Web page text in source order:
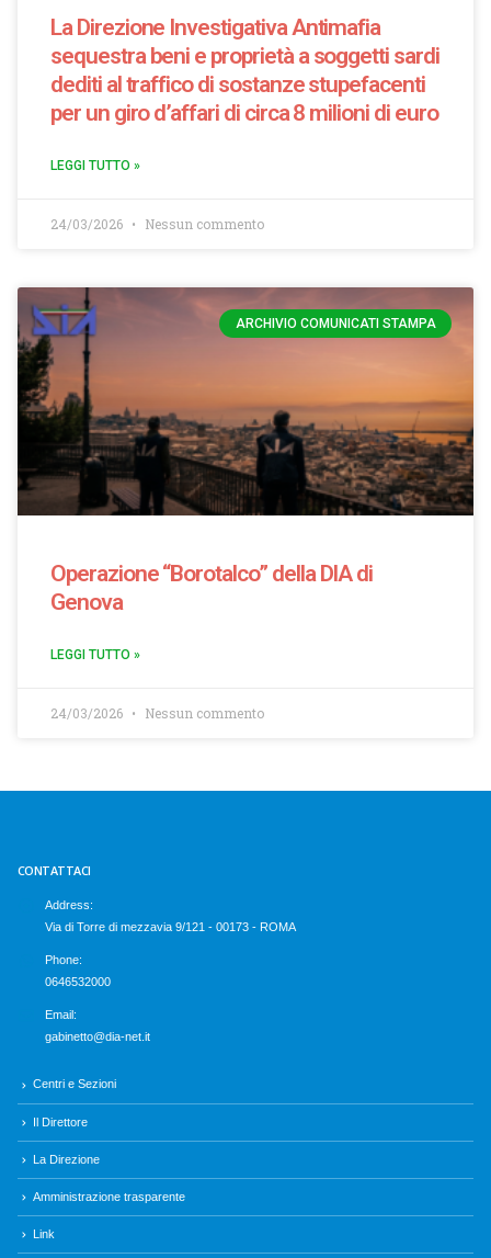
La Direzione Investigativa Antimafia
sequestra beni e proprietà a soggetti sardi
dediti al traffico di sostanze stupefacenti
per un giro d’affari di circa 8 milioni di euro
LEGGI TUTTO »
24/03/2026 Nessun commento
ARCHIVIO COMUNICATI STAMPA
Operazione “Borotalco” della DIA di
Genova
LEGGI TUTTO »
24/03/2026 Nessun commento
CONTATTACI
Address:
Via di Torre di mezzavia 9/121 - 00173 - ROMA
Phone:
0646532000
Email:
gabinetto@dia-net.it
Centri e Sezioni
Il Direttore
La Direzione
Amministrazione trasparente
Link